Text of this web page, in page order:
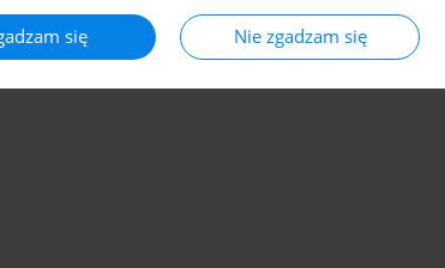
się Nie zgadzam się